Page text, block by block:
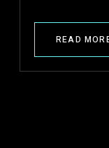
READ
ABOUT
IMMERSIVE
BILD-